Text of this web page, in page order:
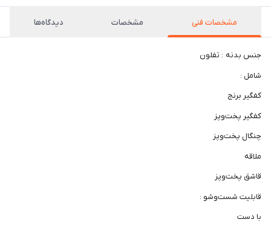
مشخصات فنی مشخصات دیدگاه‌ها
جنس بدنه : تفلون
شامل :
کفگیر برنج
کفگیر پخت‌و‌پز
چنگال پخت‌و‌پز
ملاقه
قاشق پخت‌و‌پز
قابلیت شست‌وشو :
با دست